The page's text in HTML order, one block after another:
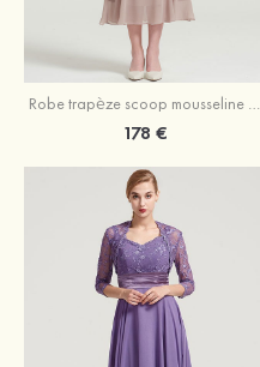
Robe trapèze scoop mousseline longueur mollet robe de mère de la mariée avec appliqué volants veste
178 €